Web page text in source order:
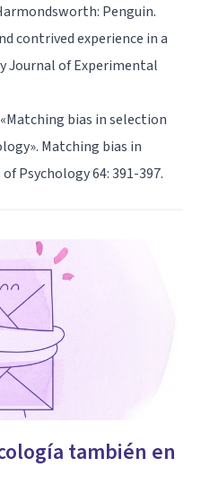
Penguin.
contrived experience in a
Journal of Experimental
«Matching bias in selection
Matching bias in
Psychology 64: 391-397.
también en